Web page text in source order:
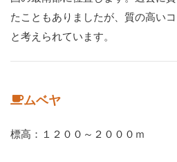
たこともありましたが、質の高い
と考えられています。
ムベヤ
標高：１２００～２０００ｍ